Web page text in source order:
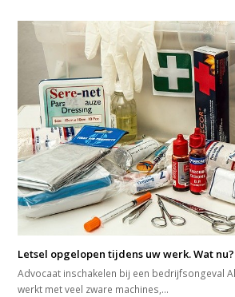
Letsel opgelopen tijdens uw werk. Wat nu?
Advocaat inschakelen bij een bedrijfsongeval
werkt met veel zware machines,…